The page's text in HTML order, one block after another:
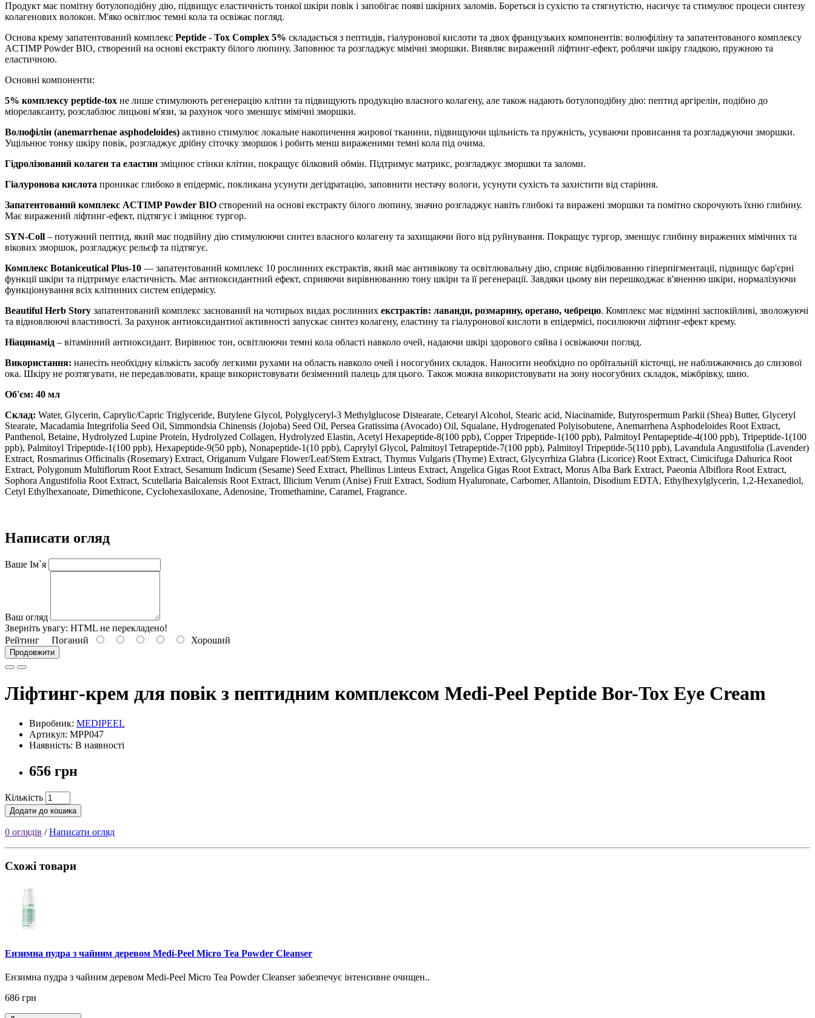
Продукт має помітну ботулоподібну дію, підвищує еластичність тонкої шкіри повік і запобігає появі шкірних заломів. Бореться із сухістю та стягнутістю, насичує та стимулює процеси синтезу
колагенових волокон. М'яко освітлює темні кола та освіжає погляд.
Основа крему запатентований комплекс Peptide - Tox Complex 5% складається з пептидів, гіалуронової кислоти та двох французьких компонентів: волюфіліну та запатентованого комплексу
ACTIMP Powder BIO, створений на основі екстракту білого люпину. Заповнює та розгладжує мімічні зморшки. Виявляє виражений ліфтинг-ефект, роблячи шкіру гладкою, пружною та
еластичною.
Основні компоненти:
5% комплексу peptide-tox не лише стимулюють регенерацію клітин та підвищують продукцію власного колагену, але також надають ботулоподібну дію: пептид аргірелін, подібно до
міорелаксанту, розслаблює лицьові м'язи, за рахунок чого зменшує мімічні зморшки.
Волюфілін (anemarrhenae asphodeloides) активно стимулює локальне накопичення жирової тканини, підвищуючи щільність та пружність, усуваючи провисання та розгладжуючи зморшки.
Ущільнює тонку шкіру повік, розгладжує дрібну сіточку зморшок і робить менш вираженими темні кола під очима.
Гідролізований колаген та еластин зміцнює стінки клітин, покращує білковий обмін. Підтримує матрикс, розгладжує зморшки та заломи.
Гіалуронова кислота проникає глибоко в епідерміс, покликана усунути дегідратацію, заповнити нестачу вологи, усунути сухість та захистити від старіння.
Запатентований комплекс ACTIMP Powder BIO створений на основі екстракту білого люпину, значно розгладжує навіть глибокі та виражені зморшки та помітно скорочують їхню глибину.
Має виражений ліфтинг-ефект, підтягує і зміцнює тургор.
SYN-Coll – потужний пептид, який має подвійну дію стимулюючи синтез власного колагену та захищаючи його від руйнування. Покращує тургор, зменшує глибину виражених мімічних та
вікових зморшок, розгладжує рельєф та підтягує.
Комплекс Botaniceutical Plus-10 — запатентований комплекс 10 рослинних екстрактів, який має антивікову та освітлювальну дію, сприяє відбілюванню гіперпігментації, підвищує бар'єрні
функції шкіри та підтримує еластичність. Має антиоксидантний ефект, сприяючи вирівнюванню тону шкіри та її регенерації. Завдяки цьому він перешкоджає в'яненню шкіри, нормалізуючи
функціонування всіх клітинних систем епідермісу.
Beautiful Herb Story запатентований комплекс заснований на чотирьох видах рослинних екстрактів: лаванди, розмарину, орегано, чебрецю. Комплекс має відмінні заспокійливі, зволожуючі
та відновлюючі властивості. За рахунок антиоксидантної активності запускає синтез колагену, еластину та гіалуронової кислоти в епідермісі, посилюючи ліфтинг-ефект крему.
Ніацинамід – вітамінний антиоксидант. Вирівнює тон, освітлюючи темні кола області навколо очей, надаючи шкірі здорового сяйва і освіжаючи погляд.
Використання: нанесіть необхідну кількість засобу легкими рухами на область навколо очей і носогубних складок. Наносити необхідно по орбітальній кісточці, не наближаючись до слизової
ока. Шкіру не розтягувати, не передавлювати, краще використовувати безіменний палець для цього. Також можна використовувати на зону носогубних складок, міжбрівку, шию.
Об'єм: 40 мл
Склад: Water, Glycerin, Caprylic/Capric Triglyceride, Butylene Glycol, Polyglyceryl-3 Methylglucose Distearate, Cetearyl Alcohol, Stearic acid, Niacinamide, Butyrospermum Parkii (Shea) Butter, Glyceryl
Stearate, Macadamia Integrifolia Seed Oil, Simmondsia Chinensis (Jojoba) Seed Oil, Persea Gratissima (Avocado) Oil, Squalane, Hydrogenated Polyisobutene, Anemarrhena Asphodeloides Root Extract,
Panthenol, Betaine, Hydrolyzed Lupine Protein, Hydrolyzed Collagen, Hydrolyzed Elastin, Acetyl Hexapeptide-8(100 ppb), Copper Tripeptide-1(100 ppb), Palmitoyl Pentapeptide-4(100 ppb), Tripeptide-1(100
ppb), Palmitoyl Tripeptide-1(100 ppb), Hexapeptide-9(50 ppb), Nonapeptide-1(10 ppb), Caprylyl Glycol, Palmitoyl Tetrapeptide-7(100 ppb), Palmitoyl Tripeptide-5(110 ppb), Lavandula Angustifolia (Lavender)
Extract, Rosmarinus Officinalis (Rosemary) Extract, Origanum Vulgare Flower/Leaf/Stem Extract, Thymus Vulgaris (Thyme) Extract, Glycyrrhiza Glabra (Licorice) Root Extract, Cimicifuga Dahurica Root
Extract, Polygonum Multiflorum Root Extract, Sesamum Indicum (Sesame) Seed Extract, Phellinus Linteus Extract, Angelica Gigas Root Extract, Morus Alba Bark Extract, Paeonia Albiflora Root Extract,
Sophora Angustifolia Root Extract, Scutellaria Baicalensis Root Extract, Illicium Verum (Anise) Fruit Extract, Sodium Hyaluronate, Carbomer, Allantoin, Disodium EDTA, Ethylhexylglycerin, 1,2-Hexanediol,
Cetyl Ethylhexanoate, Dimethicone, Cyclohexasiloxane, Adenosine, Tromethamine, Caramel, Fragrance.
Написати огляд
Ваше Ім`я
Ваш огляд
Зверніть увагу: HTML не перекладено!
Рейтинг Поганий Хороший
Продовжити
Ліфтинг-крем для повік з пептидним комплексом Medi-Peel Peptide Bor-Tox Eye Cream
Виробник: MEDIPEEL
Артикул: MPP047
Наявність: В наявності
656 грн
Кількість
Додати до кошика
0 оглядів /Написати огляд
Схожі товари
Ензимна пудра з чайним деревом Medi-Peel Micro Tea Powder Cleanser
Ензимна пудра з чайним деревом Medi-Peel Micro Tea Powder Cleanser забезпечує інтенсивне очищен..
686 грн